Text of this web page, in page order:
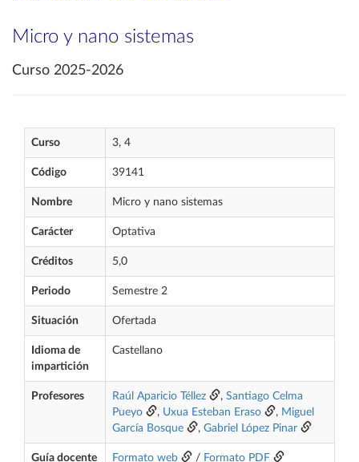
Micro y nano sistemas
Curso 2025-2026
Curso 3, 4
Código 39141
Nombre Micro y nano sistemas
Carácter Optativa
Créditos 5,0
Periodo Semestre 2
Situación Ofertada
Idioma de
impartición
Castellano
Profesores Raúl Aparicio Téllez , Santiago Celma
Pueyo
, Uxua Esteban Eraso , Miguel
García Bosque
, Gabriel López Pinar
Guía docente Formato web / Formato PDF